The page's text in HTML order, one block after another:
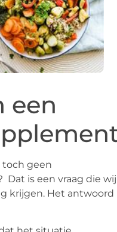
een
toch geen
is een vraag die wij
krijgen. Het antwoord